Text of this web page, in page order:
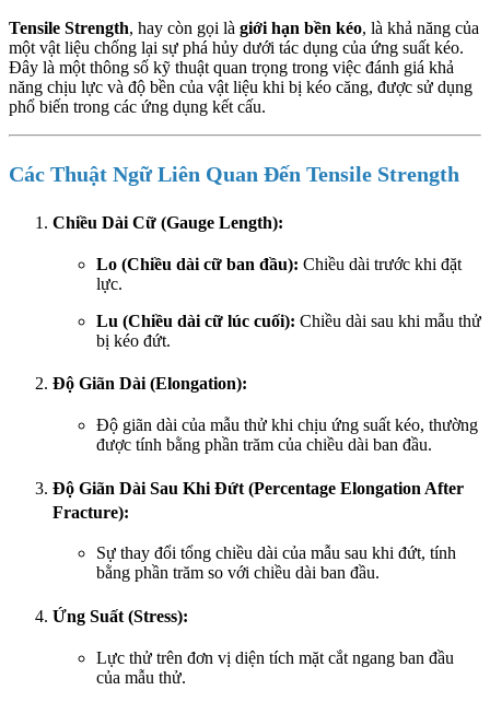
Tensile Strength, hay còn gọi là giới hạn bền kéo, là khả năng của
một vật liệu chống lại sự phá hủy dưới tác dụng của ứng suất kéo.
Đây là một thông số kỹ thuật quan trọng trong việc đánh giá khả
năng chịu lực và độ bền của vật liệu khi bị kéo căng, được sử dụng
phổ biến trong các ứng dụng kết cấu.
Các Thuật Ngữ Liên Quan Đến Tensile Strength
Chiều Dài Cữ (Gauge Length):
Lo (Chiều dài cữ ban đầu): Chiều dài trước khi đặt
lực.
Lu (Chiều dài cữ lúc cuối): Chiều dài sau khi mẫu thử
bị kéo đứt.
Độ Giãn Dài (Elongation):
Độ giãn dài của mẫu thử khi chịu ứng suất kéo, thường
được tính bằng phần trăm của chiều dài ban đầu.
Độ Giãn Dài Sau Khi Đứt (Percentage Elongation After
Fracture):
Sự thay đổi tổng chiều dài của mẫu sau khi đứt, tính
bằng phần trăm so với chiều dài ban đầu.
Ứng Suất (Stress):
Lực thử trên đơn vị diện tích mặt cắt ngang ban đầu
của mẫu thử.